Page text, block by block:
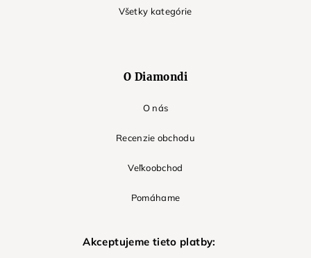
Všetky kategórie
O Diamondi
O nás
Recenzie obchodu
Veľkoobchod
Pomáhame
Akceptujeme tieto platby: